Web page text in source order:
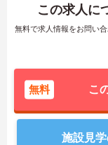
この求人に
無料で求人情報をお問い
無料 こ
施設見